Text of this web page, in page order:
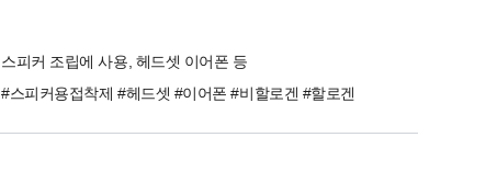
스피커 조립에 사용, 헤드셋 이어폰 등
#스피커용접착제 #헤드셋 #이어폰 #비할로겐 #할로겐